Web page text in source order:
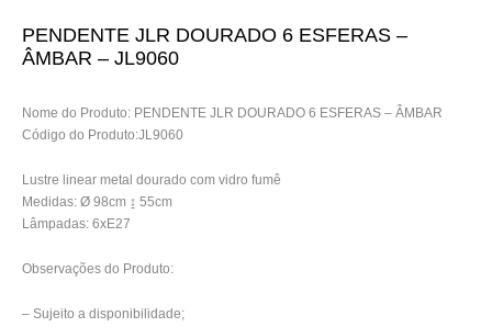
PENDENTE JLR DOURADO 6 ESFERAS –
ÂMBAR – JL9060
Nome do Produto: PENDENTE JLR DOURADO 6 ESFERAS – ÂMBAR
Código do Produto:JL9060
Lustre linear metal dourado com vidro fumê
Medidas: Ø 98cm ↨ 55cm
Lâmpadas: 6xE27
Observações do Produto:
– Sujeito a disponibilidade;